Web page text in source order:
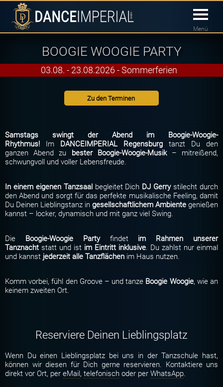
Menü
03.08. - 23.08.2026 - Sommerferien
BOOGIE WOOGIE PARTY
Zu den Terminen
Samstags swingt der Abend im Boogie-Woogie-
Rhythmus! Im DANCEIMPERIAL Regensburg tanzt Du den
ganzen Abend zu bester Boogie-Woogie-Musik– mitreißend,
schwungvoll und voller Lebensfreude.
In einem eigenen Tanzsaalbegleitet Dich DJ Gerrystilecht durch
den Abend und sorgt für das perfekte musikalische Feeling, damit
Du Deinen Lieblingstanz in gesellschaftlichem Ambiente genießen
kannst – locker, dynamisch und mit ganz viel Swing.
Die Boogie-Woogie Partyfindet im Rahmen unserer
Tanznacht statt und ist im Eintritt inklusive. Du zahlst nur einmal
und kannst jederzeit alle Tanzflächen im Haus nutzen.
Komm vorbei, fühl den Groove – und tanze Boogie Woogie, wie an
keinem zweiten Ort.
Reserviere Deinen Lieblingsplatz
Wenn Du einen Lieblingsplatz bei uns in der Tanzschule hast,
können wir diesen für Dich gerne reservieren. Kontaktiere uns
direkt vor Ort, per eMail, telefonisch oder per WhatsApp.